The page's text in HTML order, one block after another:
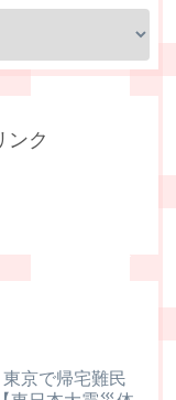
ンク
京で帰宅難民